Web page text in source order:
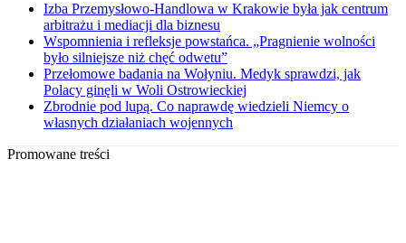
Izba Przemysłowo-Handlowa w Krakowie była jak centrum
arbitrażu i mediacji dla biznesu
Wspomnienia i refleksje powstańca. „Pragnienie wolności
było silniejsze niż chęć odwetu”
Przełomowe badania na Wołyniu. Medyk sprawdzi, jak
Polacy ginęli w Woli Ostrowieckiej
Zbrodnie pod lupą. Co naprawdę wiedzieli Niemcy o
własnych działaniach wojennych
Promowane treści